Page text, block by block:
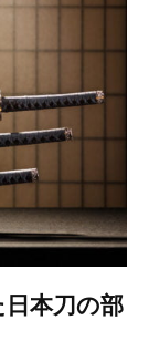
本刀の部